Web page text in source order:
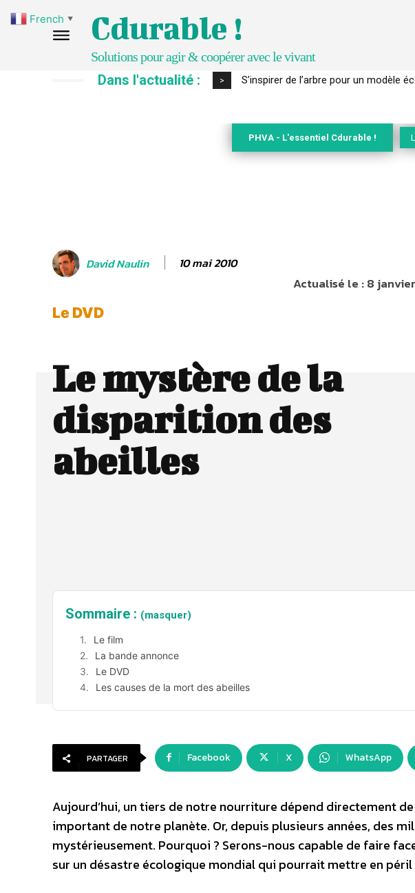
Cdurable !
Solutions pour agir & coopérer avec le vivant
Dans l'actualité : > IPBES : le « GIEC de la biodiversité »
PHVA - L'essentiel Cdurable !
David Naulin 10 mai 2010
Actualisé le :8
Le DVD
Le mystère de la
disparition des
abeilles
Sommaire : (masquer)
Le film
La bande annonce
Le DVD
Les causes de la mort des abeilles
PARTAGER Facebook X WhatsApp
Aujourd’hui, un tiers de notre nourriture dépend directement
important de notre planète. Or, depuis plusieurs années, des
mystérieusement. Pourquoi ? Serons-nous capable de faire
sur un désastre écologique mondial qui pourrait mettre en
French ▼